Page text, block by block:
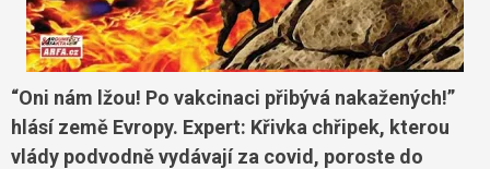
“Oni nám lžou! Po vakcinaci přibývá nakažených!”
hlásí země Evropy. Expert: Křivka chřipek, kterou
vlády podvodně vydávají za covid, poroste do